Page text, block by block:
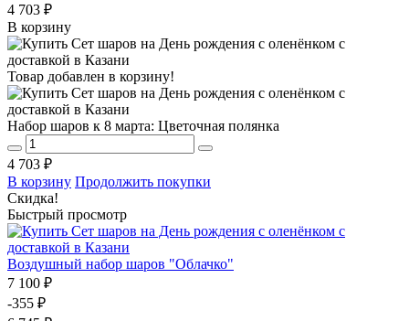
4 703 ₽
В корзину
Товар добавлен в корзину!
Набор шаров к 8 марта: Цветочная полянка
4 703 ₽
В корзину Продолжить покупки
Скидка!
Быстрый просмотр
Воздушный набор шаров "Облачко"
7 100 ₽
-355 ₽